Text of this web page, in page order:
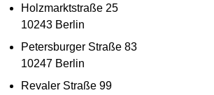
Holzmarktstraße 25
10243 Berlin
Petersburger Straße 83
10247 Berlin
Revaler Straße 99